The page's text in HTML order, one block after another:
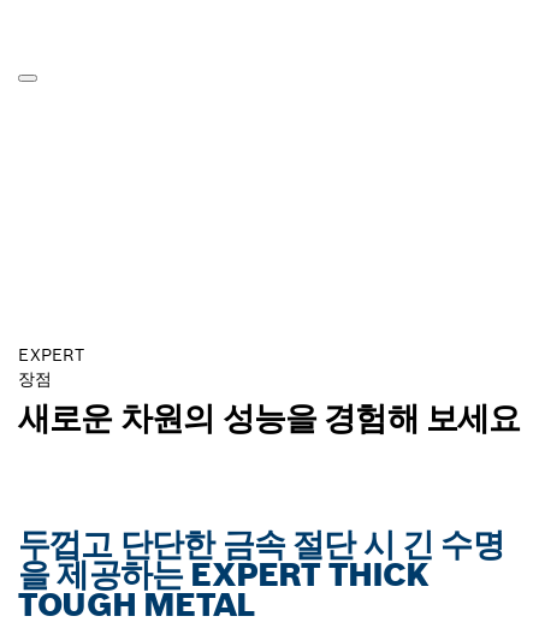
EXPERT
장점
새로운 차원의 성능을 경험해 보세요
두껍고 단단한 금속 절단 시 긴 수명
을 제공하는 EXPERT THICK
TOUGH METAL